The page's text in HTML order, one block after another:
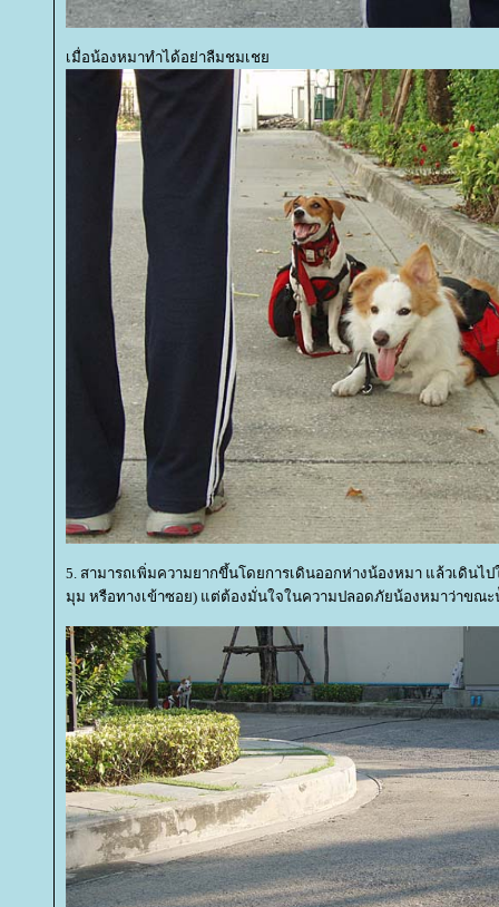
เมื่อน้องหมาทำได้อย่าลืมชมเช
5. สามารถเพิ่มความยากขึ้นโดยการเดินออกห่างน้องหมา แล้วเดินไ
มุม หรือทางเข้าซอย) แต่ต้องมั่นใจในความปลอดภัยน้องหมาว่าขณะ